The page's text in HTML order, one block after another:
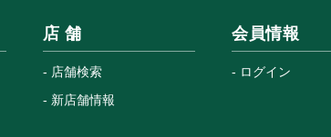
店 舗
店舗検索
新店舗情報
会員情報
ログイン